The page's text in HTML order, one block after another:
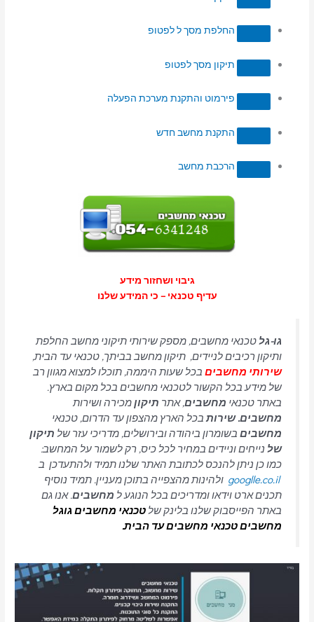
החלפת מסך ל לפטופ
תיקון מסך לפטופ
פירמוט והתקנת מערכת הפעלה
התקנת מחשב חדש
הרכבת מחשב
גיבוי ושחזור מידע
עדיף טכנאי – כי המידע שלנו
גו-גלטכנאי מחשבים, מספק שירותי תיקוני מחשב החלפת
ותיקון רכיבים לניידים, תיקון מחשב בביתך, טכנאי עד הבית,
שירותי מחשבים בכל שעות היממה, תוכלו למצוא מגוון רב
של מידע בכל הקשור לטכנאי מחשבים בכל מקום בארץ.
באתר טכנאי מחשבים, אתר תיקוןמכירה ושירות
מחשבים. שירותבכל הארץ מהצפון עד הדרום, טכנאי
מחשבים בשומרון ביהודה ובירושלים, מדריכי עזר של תיקון
של נייחים וניידים במחיר לכל כיס, רק לשמור על המחשב:
כמו כן ניתן להנכס לכתובת האתר שלנו תמיד ולהתעדכן ב
googlle.co.il ולהינות מהצפייה בתוכן מעניין. תמיד נוסיף
תכנים ארט וידאו ומדריכים בכל הנוגע ל מחשבים. אנו גם
באתר הפייסבוק שלנו בלינק שלטכנאי מחשבים גוגל
מחשבים טכנאי מחשבים עד הבית.